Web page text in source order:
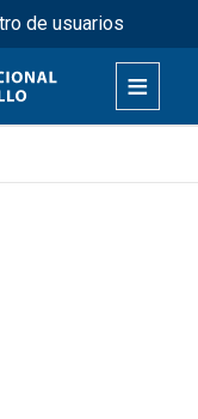
de usuarios